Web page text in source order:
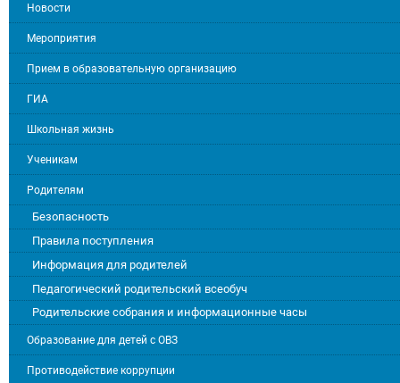
Новости
Мероприятия
Прием в образовательную организацию
ГИА
Школьная жизнь
Ученикам
Родителям
Безопасность
Правила поступления
Информация для родителей
Педагогический родительский всеобуч
Родительские собрания и информационные часы
Образование для детей с ОВЗ
Противодействие коррупции